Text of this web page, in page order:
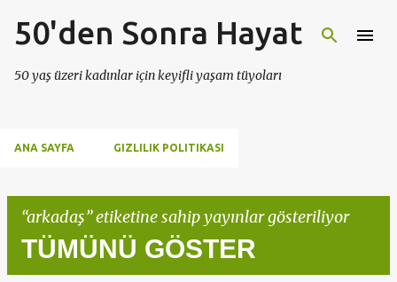
Ana içeriğe atla
50'den Sonra Hayat
50 yaş üzeri kadınlar için keyifli yaşam tüyoları
ANA SAYFA GIZLILIK POLITIKASI
arkadaş etiketine sahip yayınlar gösteriliyor
TÜMÜNÜ GÖSTER